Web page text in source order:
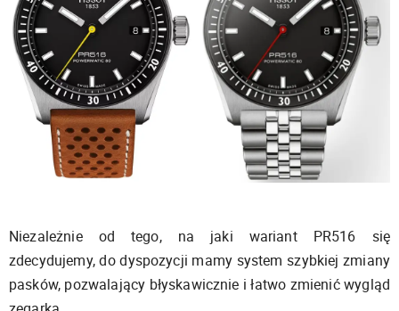
Niezależnie od tego, na jaki wariant PR516 się
zdecydujemy, do dyspozycji mamy system szybkiej zmiany
pasków, pozwalający błyskawicznie i łatwo zmienić wygląd